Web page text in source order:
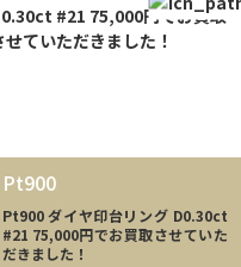
Pt900
Pt900 ダイヤ印台リング D0.30ct
#21 75,000円でお買取させていた
だきました！